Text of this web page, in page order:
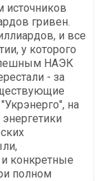
гривен.
и все
у которого
НАЭК
- за
на
конкретные
полном